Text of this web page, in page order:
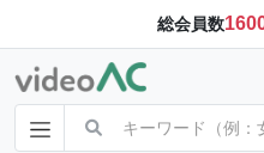
総会員数